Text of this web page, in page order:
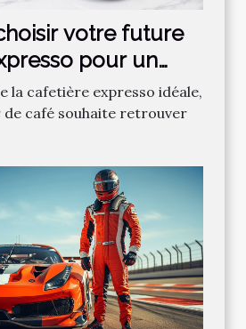
votre future
pour un
?la cafetière expresso idéale,
de café souhaite retrouver